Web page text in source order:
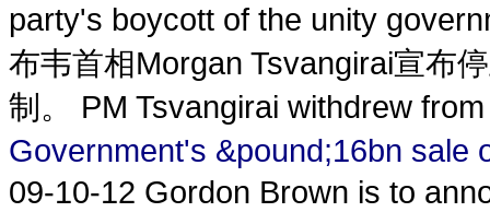
party's boycott of the unity
布韦首相Morgan Tsvangirai宣布
制。 PM Tsvangirai withdrew
Government's &pound;16bn sale
09-10-12 Gordon Brown is to